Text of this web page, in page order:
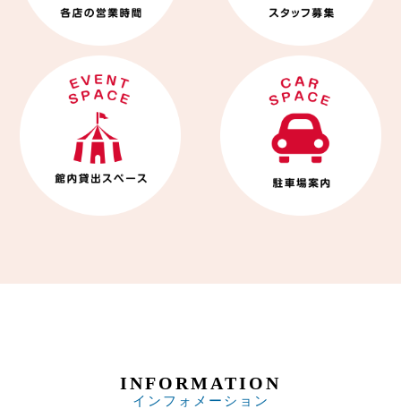
INFORMATION
インフォメーション